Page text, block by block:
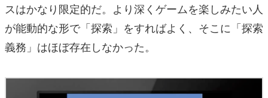
スはかなり限定的だ。より深くゲームを楽しみたい人
が能動的な形で「探索」をすればよく、そこに「探索
義務」はほぼ存在しなかった。